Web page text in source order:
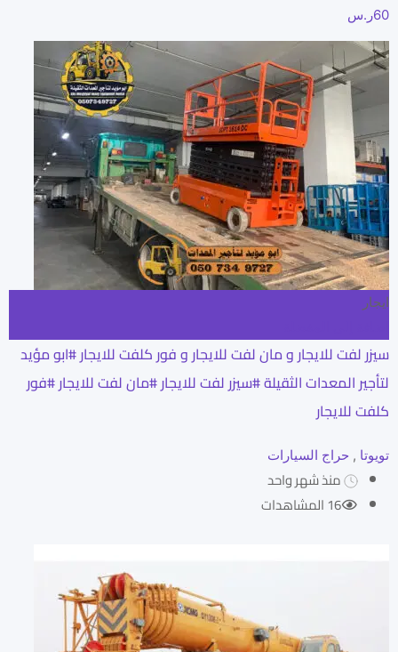
60ر.س
ايجار
سيزر لفت للايجار و مان لفت للايجار و فور كلفت للايجار #ابو مؤيد
لتأجير المعدات الثقيلة #سيزر لفت للايجار #مان لفت للايجار #فور
كلفت للايجار
تويوتا , حراج السيارات
منذ شهر واحد
16 المشاهدات